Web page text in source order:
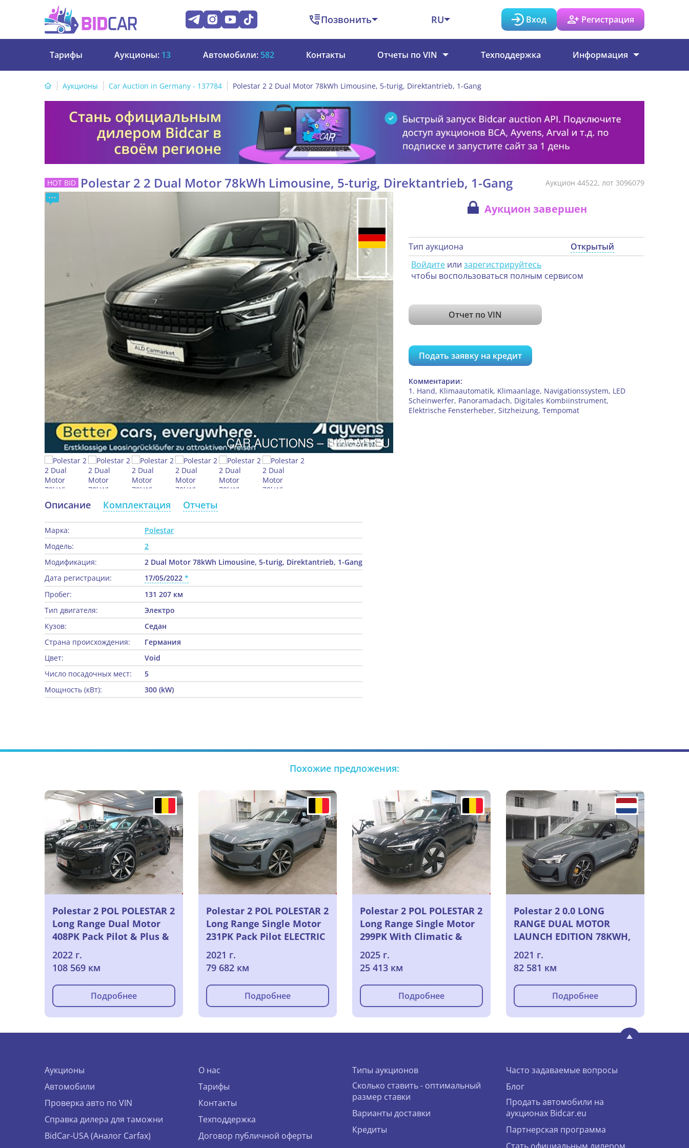
Позвонить RU Вход Регистрация
Тарифы Аукционы: 13 Автомобили: 582 Контакты Отчеты по VIN Техподдержка Информация
Аукционы Car Auction in Germany - 137784 Polestar 2 2 Dual Motor 78kWh Limousine, 5-turig, Direktantrieb, 1-Gang
Аукцион 44522, лот 3096079
Polestar 2 2 Dual Motor 78kWh Limousine, 5-turig, Direktantrieb, 1-Gang
Аукцион завершен
Тип аукциона
Открытый
Войдите или зарегистрируйтесь
чтобы воспользоваться полным сервисом
Отчет по VIN
Подать заявку на кредит
Комментарии:
1. Hand, Klimaautomatik, Klimaanlage, Navigationssystem, LED
Scheinwerfer, Panoramadach, Digitales Kombiinstrument,
Elektrische Fensterheber, Sitzheizung, Tempomat
Описание Комплектация Отчеты
Марка:
Polestar
Модель:
2
Модификация:
2 Dual Motor 78kWh Limousine, 5-turig, Direktantrieb, 1-Gang
Дата регистрации:
17/05/2022
Пробег:
131 207 км
Тип двигателя:
Электро
Кузов:
Седан
Страна происхождения:
Германия
Цвет:
Void
Число посадочных мест:
5
Мощность (кВт):
300 (kW)
Похожие предложения:
Polestar 2 POL POLESTAR 2
Long Range Dual Motor
408PK Pack Pilot & Plus &
20 Inch Alloy & TowBar
ELECTRIC
2022 г.
108 569 км
Подробнее
Polestar 2 POL POLESTAR 2
Long Range Single Motor
231PK Pack Pilot ELECTRIC
2021 г.
79 682 км
Подробнее
Polestar 2 POL POLESTAR 2
Long Range Single Motor
299PK With Climatic &
Navigation & Electric
Heated Seats & Sensors
Front & Rear ONLY P
2025 г.
25 413 км
Подробнее
Polestar 2 0.0 LONG
RANGE DUAL MOTOR
LAUNCH EDITION 78KWH,
2021
2021 г.
82 581 км
Подробнее
Аукционы
Автомобили
Проверка авто по VIN
Справка дилера для таможни
BidCar-USA (Аналог Carfax)
О нас
Тарифы
Контакты
Техподдержка
Договор публичной оферты
Типы аукционов
Сколько ставить - оптимальный
размер ставки
Варианты доставки
Кредиты
Часто задаваемые вопросы
Блог
Продать автомобили на
аукционах Bidcar.eu
Партнерская программа